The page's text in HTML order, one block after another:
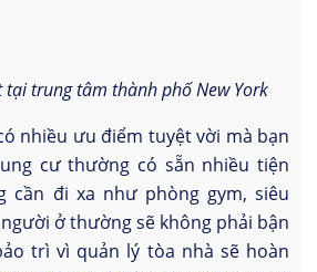
tại trung tâm thành phố New York
nhiều ưu điểm tuyệt vời mà bạn
cư thường có sẵn nhiều tiện
cần đi xa như phòng gym, siêu
ở thường sẽ không phải bận
trì vì quản lý tòa nhà sẽ hoàn